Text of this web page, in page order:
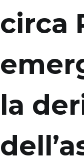
circa
la